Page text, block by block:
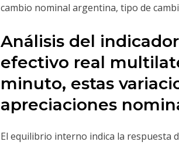
cambio nominal argentina, tipo de
Análisis del
efectivo real
minuto, estas
apreciaciones
El equilibrio interno indica la respuesta